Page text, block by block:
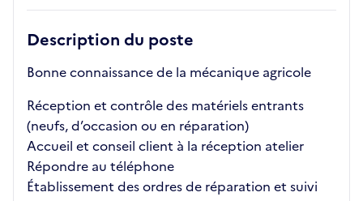
Description du poste
Bonne connaissance de la mécanique agricole
Réception et contrôle des matériels entrants
(neufs, d’occasion ou en réparation)
Accueil et conseil client à la réception atelier
Répondre au téléphone
Établissement des ordres de réparation et suivi